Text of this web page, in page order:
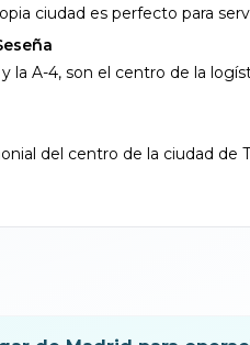
ciudad es perfecto para
la A-4, son el centro de la
del centro de la ciudad de